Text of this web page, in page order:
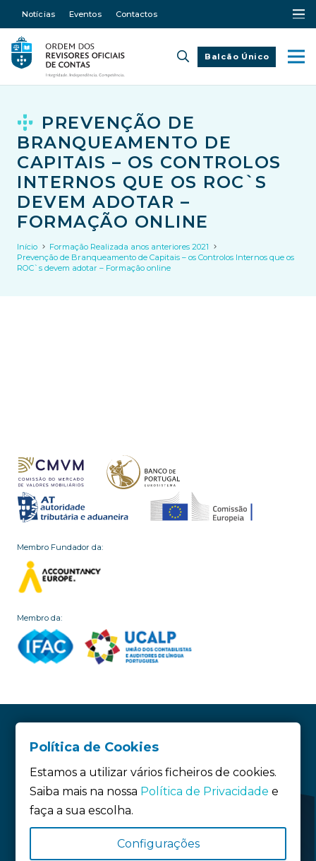
Notícias Eventos Contactos
Balcão Único
PREVENÇÃO DE
BRANQUEAMENTO DE
CAPITAIS – OS CONTROLOS
INTERNOS QUE OS ROC`S
DEVEM ADOTAR –
FORMAÇÃO ONLINE
Início
Formação Realizada anos anteriores 2021
Prevenção de Branqueamento de Capitais – os Controlos Internos que os
ROC`s devem adotar – Formação online
Membro Fundador da:
Membro da:
Siga-nos:
Política de Cookies
Estamos a utilizar vários ficheiros de cookies.
Saiba mais na nossa Política de Privacidade e
faça a sua escolha.
Configurações